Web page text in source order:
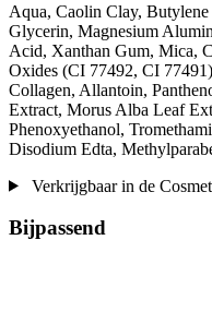
Aqua, Caolin Clay,
Glycerin, Magnesium
Acid, Xanthan Gum, Mica,
Oxides (CI 77492, CI
Collagen, Allantoin,
Extract, Morus Alba Leaf
Phenoxyethanol,
Disodium Edta,
Verkrijgbaar in de
Bijpassend